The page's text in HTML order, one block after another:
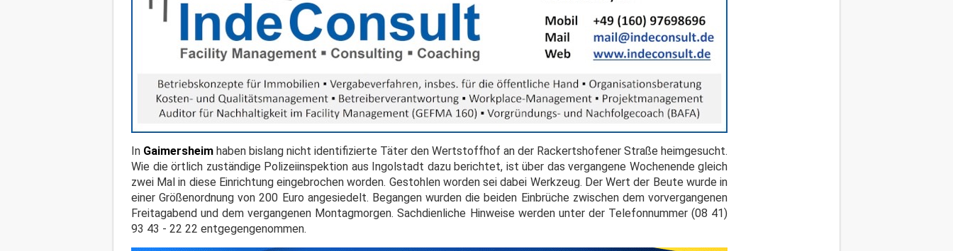
In Gaimersheim haben bislang nicht identifizierte Täter den Wertstoffhof an der Rackertshofener Straße heimgesucht.
Wie die örtlich zuständige Polizeiinspektion aus Ingolstadt dazu berichtet, ist über das vergangene Wochenende gleich
zwei Mal in diese Einrichtung eingebrochen worden. Gestohlen worden sei dabei Werkzeug. Der Wert der Beute wurde in
einer Größenordnung von 200 Euro angesiedelt. Begangen wurden die beiden Einbrüche zwischen dem vorvergangenen
Freitagabend und dem vergangenen Montagmorgen. Sachdienliche Hinweise werden unter der Telefonnummer (08 41)
93 43 - 22 22 entgegengenommen.